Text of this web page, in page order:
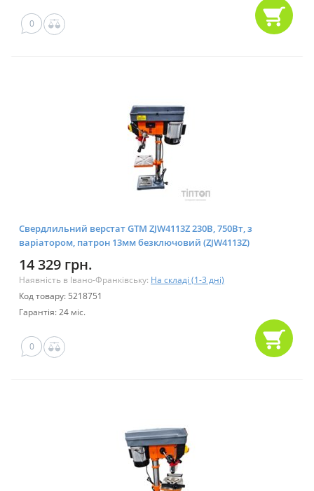
0
Свердлильний верстат GTM ZJW4113Z 230В, 750Вт, з
варіатором, патрон 13мм безключовий (ZJW4113Z)
14 329 грн.
Наявність в Івано-Франківську: На складі (1-3 дні)
Код товару: 5218751
Гарантія: 24 міс.
0